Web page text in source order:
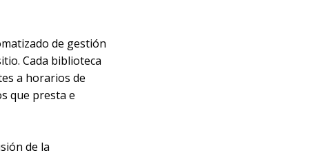
de gestión
Cada biblioteca
a horarios de
que presta e
de la